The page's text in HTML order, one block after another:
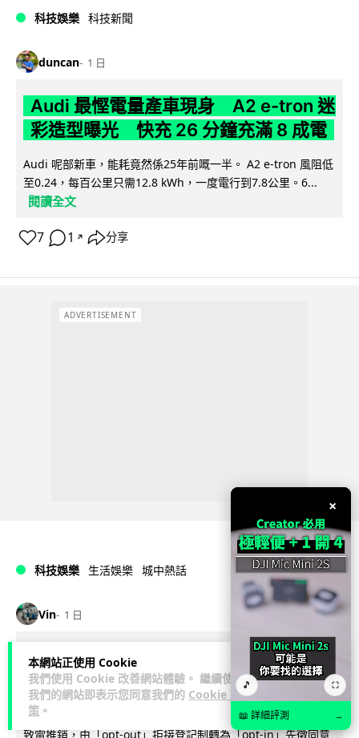
本網站正使用 Cookie
我們使用 Cookie 改善網站體驗。 繼續使用
我們的網站即表示您同意我們的 Cookie 政
策 。
科技娛樂 科技新聞
duncan 1 日
Audi 最慳電量產車現身 A2 e-tron 迷
彩造型曝光 快充 26 分鐘充滿 8 成電
Audi 呢部新車，能耗竟然係25年前嘅一半。 A2 e-tron 風阻低
至0.24，每百公里只需12.8 kWh，一度電行到7.8公里。6...
閱讀全文
7 1 ↗ 分享
ADVERTISEMENT
科技娛樂 生活娛樂 城中熱話
Vin 1 日
法國 8 月 11 日出新例 未經同意嚴禁
Cold Call 違規企業最高罰 345 萬
法國將於 8 月 11 日起實施新例，全面禁止企業未經消費者同意
致電推銷，由「opt-out」拒接登記制轉為「opt-in」先徵同意
×
🎵 ⛶
📖 詳細評測 →